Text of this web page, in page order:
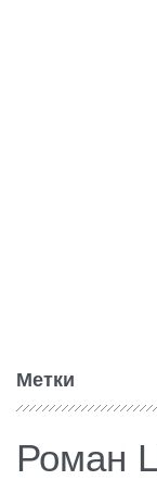
Метки
Роман